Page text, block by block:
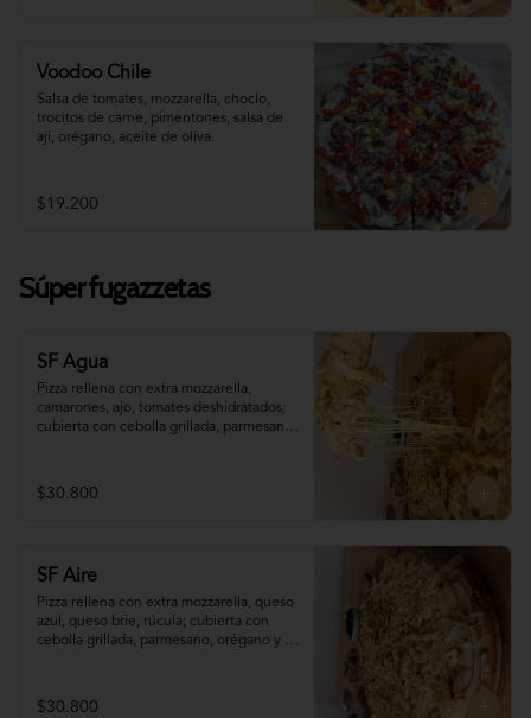
Voodoo Chile
Salsa de tomates, mozzarella, choclo,
trocitos de carne, pimentones, salsa de
ají, orégano, aceite de oliva.
$19.200
Súper fugazzetas
SF Agua
Pizza rellena con extra mozzarella,
camarones, ajo, tomates deshidratados;
cubierta con cebolla grillada, parmesano,
menos) 90 minutos de antelación)
$30.800
SF Aire
Pizza rellena con extra mozzarella, queso
azul, queso brie, rúcula; cubierta con
cebolla grillada, parmesano, orégano y
minutos de antelación)
$30.800